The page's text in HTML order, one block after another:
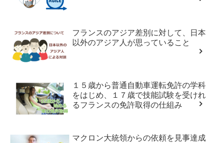
フランスのアジア差別に対して、日本
以外のアジア人が思っていること
１５歳から普通自動車運転免許の学科
をはじめ、１７歳で技能試験を受けれ
るフランスの免許取得の仕組み
マクロン大統領からの依頼を見事達成